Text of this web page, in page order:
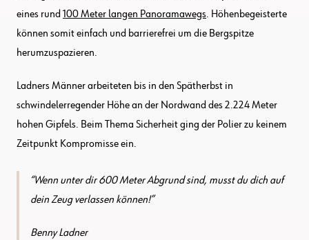
eines rund 100 Meter langen Panoramawegs. Höhenbegeisterte
können somit einfach und barrierefrei um die Bergspitze
herumzuspazieren.
Ladners Männer arbeiteten bis in den Spätherbst in
schwindelerregender Höhe an der Nordwand des 2.224 Meter
hohen Gipfels. Beim Thema Sicherheit ging der Polier zu keinem
Zeitpunkt Kompromisse ein.
Wenn unter dir 600 Meter Abgrund sind, musst du dich auf
dein Zeug verlassen können!
Benny Ladner